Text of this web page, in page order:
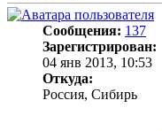
Сообщения: 137
Зарегистрирован:
04 янв 2013, 10:53
Откуда:
Россия, Сибирь